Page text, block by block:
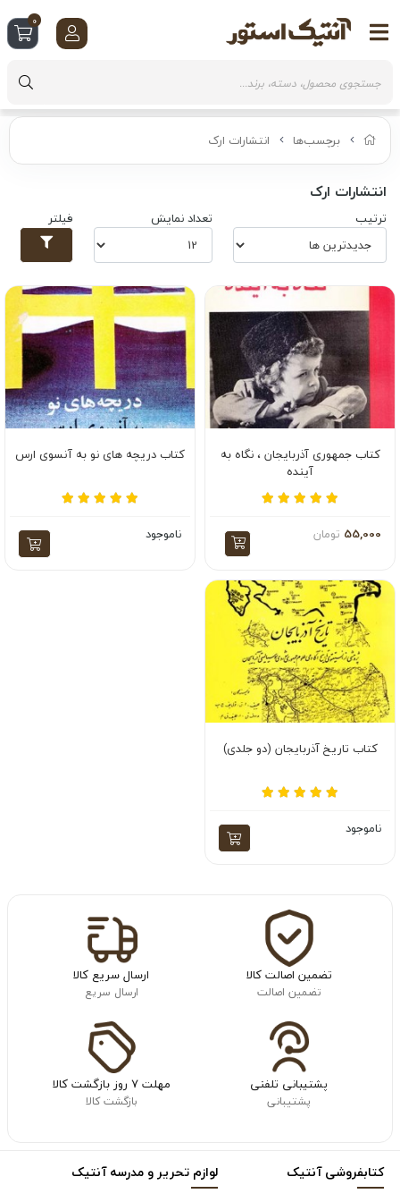
برچسب‌ها انتشارات ارک
انتشارات ارک
ترتیب تعداد نمایش فیلتر
کتاب جمهوری آذربایجان ، نگاه به
آینده
55,000 تومان
کتاب دریچه های نو به آنسوی ارس
ناموجود
کتاب تاریخ آذربایجان (دو جلدی)
ناموجود
تضمین اصالت کالا
تضمین اصالت
ارسال سریع کالا
ارسال سریع
پشتیبانی تلفنی
پشتیبانی
مهلت ۷ روز بازگشت کالا
بازگشت کالا
کتابفروشی آنتیک لوازم تحریر و مدرسه آنتیک
0